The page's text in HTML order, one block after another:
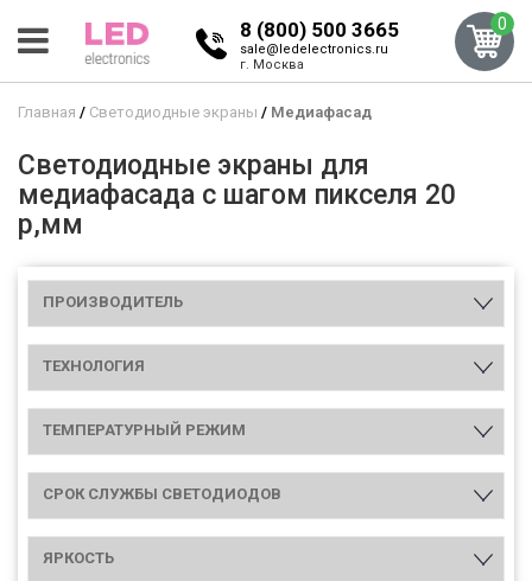
8 (800) 500 3665
sale@ledelectronics.ru
г. Москва
0
Главная Светодиодные экраны Медиафасад
Светодиодные экраны для
медиафасада с шагом пикселя 20
р,мм
ПРОИЗВОДИТЕЛЬ
ТЕХНОЛОГИЯ
ТЕМПЕРАТУРНЫЙ РЕЖИМ
СРОК СЛУЖБЫ СВЕТОДИОДОВ
ЯРКОСТЬ